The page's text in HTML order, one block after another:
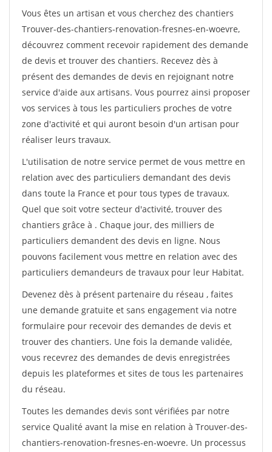
Vous êtes un artisan et vous cherchez des chantiers
Trouver-des-chantiers-renovation-fresnes-en-woevre,
découvrez comment recevoir rapidement des demande
de devis et trouver des chantiers. Recevez dès à
présent des demandes de devis en rejoignant notre
service d'aide aux artisans. Vous pourrez ainsi proposer
vos services à tous les particuliers proches de votre
zone d'activité et qui auront besoin d'un artisan pour
réaliser leurs travaux.
L'utilisation de notre service permet de vous mettre en
relation avec des particuliers demandant des devis
dans toute la France et pour tous types de travaux.
Quel que soit votre secteur d'activité, trouver des
chantiers grâce à . Chaque jour, des milliers de
particuliers demandent des devis en ligne. Nous
pouvons facilement vous mettre en relation avec des
particuliers demandeurs de travaux pour leur Habitat.
Devenez dès à présent partenaire du réseau , faites
une demande gratuite et sans engagement via notre
formulaire pour recevoir des demandes de devis et
trouver des chantiers. Une fois la demande validée,
vous recevrez des demandes de devis enregistrées
depuis les plateformes et sites de tous les partenaires
du réseau.
Toutes les demandes devis sont vérifiées par notre
service Qualité avant la mise en relation à Trouver-des-
chantiers-renovation-fresnes-en-woevre. Un processus